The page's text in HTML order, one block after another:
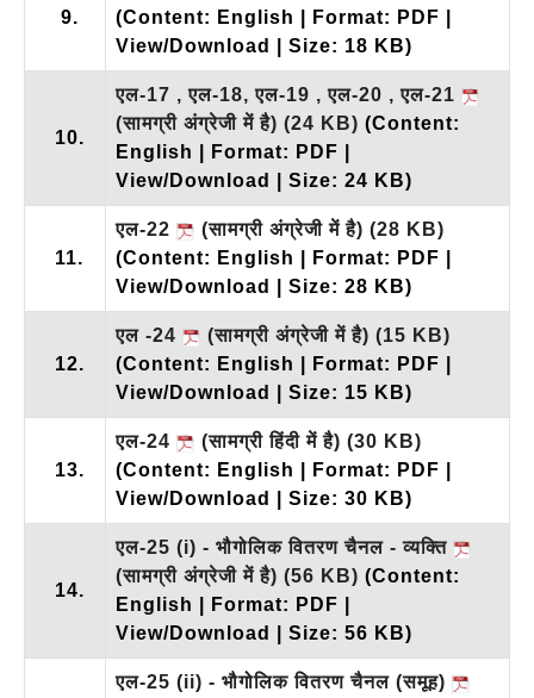
9.
(Content: English | Format: PDF |
View/Download | Size: 18 KB)
10.
एल-17 , एल-18, एल-19 , एल-20 , एल-21
(सामग्री अंग्रेजी में है) (24 KB) (Content:
English | Format: PDF |
View/Download | Size: 24 KB)
11.
एल-22 (सामग्री अंग्रेजी में है) (28 KB)
(Content: English | Format: PDF |
View/Download | Size: 28 KB)
12.
एल -24 (सामग्री अंग्रेजी में है) (15 KB)
(Content: English | Format: PDF |
View/Download | Size: 15 KB)
13.
एल-24 (सामग्री हिंदी में है) (30 KB)
(Content: English | Format: PDF |
View/Download | Size: 30 KB)
14.
एल-25 (i) - भौगोलिक वितरण चैनल - व्यक्ति
(सामग्री अंग्रेजी में है) (56 KB) (Content:
English | Format: PDF |
View/Download | Size: 56 KB)
एल-25 (ii) - भौगोलिक वितरण चैनल (समूह)